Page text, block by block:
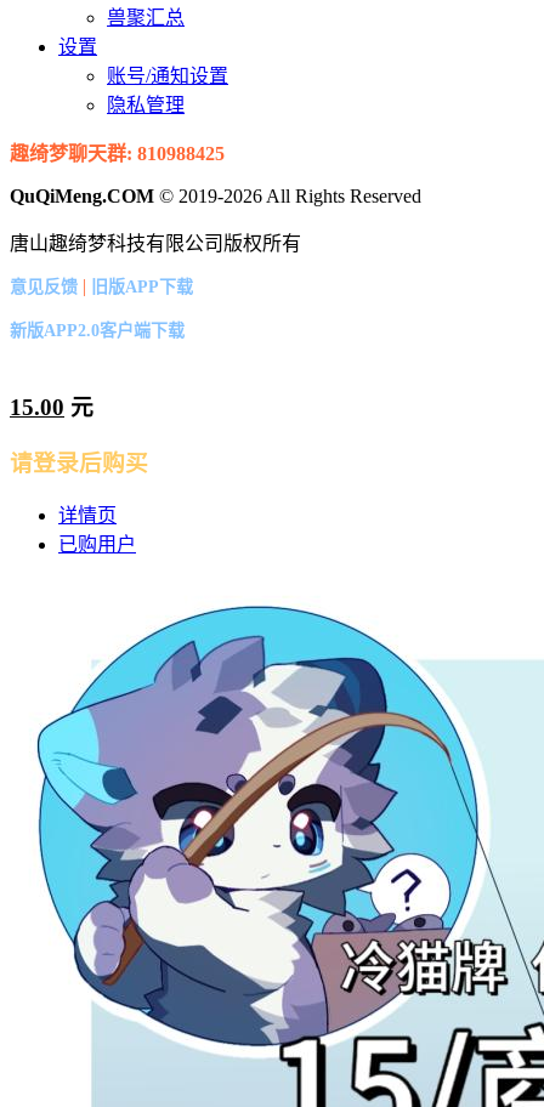
兽聚汇总
设置
账号/通知设置
隐私管理
趣绮梦聊天群: 810988425
QuQiMeng.COM © 2019-2026 All Rights Reserved
唐山趣绮梦科技有限公司版权所有
意见反馈 | 旧版APP下载
新版APP2.0客户端下载
15.00 元
请登录后购买
详情页
已购用户